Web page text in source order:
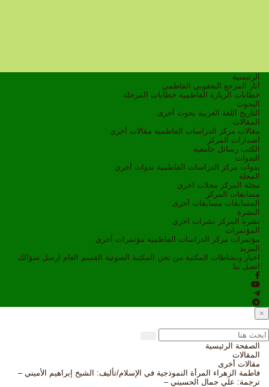
الرئيسية
أثار المرجع اليعقوبي الفاطمي
خطابات الزيارة الفاطمية خطابات المرحلة
البحوث
التاريخ
اللغة العربية بحوث أخرى
المقالات
مقالات مركز الدراسات الفاطمية مقالات أخرى
اصدارات المركز
الكتب رسائل جامعية
الندوات
ندوات مركز الدراسات الفاطمية ندوات أخرى
المجلة
مجلة المركز مجلات اخرى
مسابقات المركز
المسابقات مسابقات أخرى
النشرة
نشرة المركز نشرات اخرى
المؤتمرات
مؤتمرات مركز الدراسات الفاطمية مؤتمرات أخرى
المزيد
اخبار ونشاطات
المكتبة من نحن المكتبة الصوتية القسم العام ارسل سؤالك
اتصل بنا
×
الصفحة الرئيسية
المقالات
مقالات أخرى
فاطمة الزهراء المرأة النموذجية في الإسلام/تأليف: الشيخ إبراهيم الأميني –
ترجمة: علي جمال الحسيني –